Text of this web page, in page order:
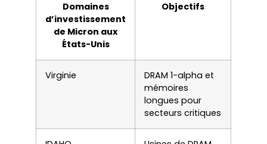
Domaines
d’investissement
de Micron aux
États-Unis
Objectifs
Virginie
DRAM 1-alpha et
mémoires
longues pour
secteurs critiques